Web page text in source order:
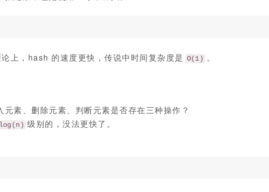
上，hash 的速度更快，传说中时间复杂度是 O(1) 。
素、删除元素、判断元素是否存在三种操作？
log(n) 级别的，没法更快了。